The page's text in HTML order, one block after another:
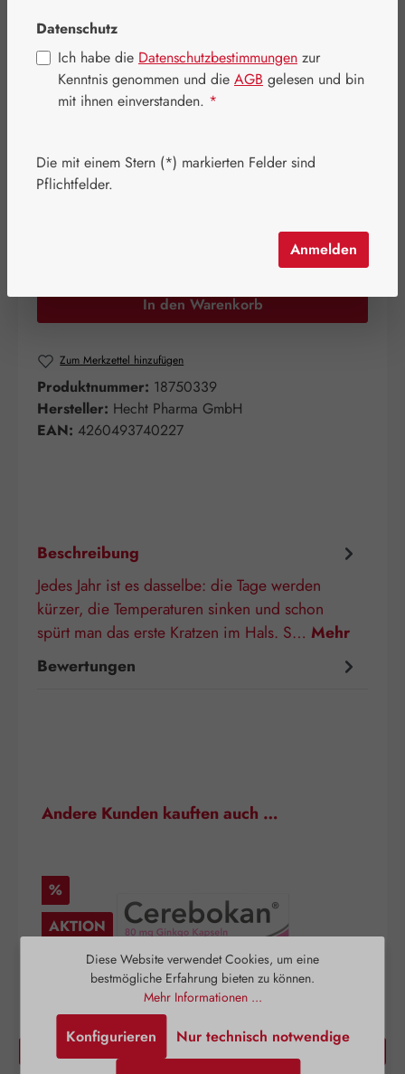
Regulärer Preis:
16,95 €
Inhalt:0.2 Liter(84,75 € / 1 Liter)
Preise inkl. MwSt. zzgl. Versandkosten
Packungsgrößen auswählen
Produkt Anzahl: Gib den gewünschten
In den Warenkorb
Zum Merkzettel hinzufügen
Produktnummer: 18750339
Hersteller: Hecht Pharma GmbH
EAN: 4260493740227
Beschreibung
Jedes Jahr ist es dasselbe: die Tage werden
kürzer, die Temperaturen sinken und schon
spürt man das erste Kratzen im Hals. S… Mehr
Bewertungen
Produktgalerie überspringen
Andere Kunden kauften auch …
Rabatt
%
AKTION
Cerebokan® Kapseln
Diese Website verwendet Cookies, um eine
bestmögliche Erfahrung bieten zu können.
Mehr Informationen ...
Nur technisch notwendige
Konfigurieren
Datenschutz
Ich habe die Datenschutzbestimmungen zur
Kenntnis genommen und die AGB gelesen und bin
mit ihnen einverstanden. *
Die mit einem Stern (*) markierten Felder sind
Pflichtfelder.
Anmelden